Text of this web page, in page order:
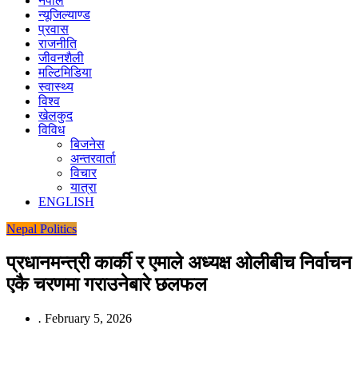
न्यूजिल्याण्ड
प्रवास
राजनीति
जीवनशैली
मल्टिमिडिया
स्वास्थ्य
विश्व
खेलकुद
विविध
बिजनेस
अन्तरवार्ता
विचार
यात्रा
ENGLISH
Nepal Politics
प्रधानमन्त्री कार्की र एमाले अध्यक्ष ओलीबीच निर्वाचन
एकै चरणमा गराउनेबारे छलफल
. February 5, 2026